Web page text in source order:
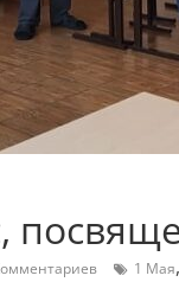
1 Мая,